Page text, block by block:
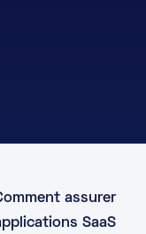
assurer
SaaS